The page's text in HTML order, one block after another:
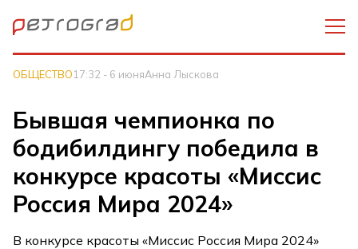
ОБЩЕСТВО17:32 - 6 июняАнна Лыскова
Бывшая чемпионка по
бодибилдингу победила в
конкурсе красоты «Миссис
Россия Мира 2024»
В конкурсе красоты «Миссис Россия Мира 2024»